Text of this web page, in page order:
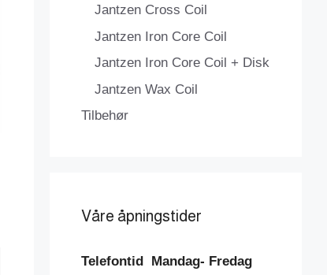
Jantzen Cross Coil
Jantzen Iron Core Coil
Jantzen Iron Core Coil + Disk
Jantzen Wax Coil
Tilbehør
Våre åpningstider
Telefontid Mandag- Fredag